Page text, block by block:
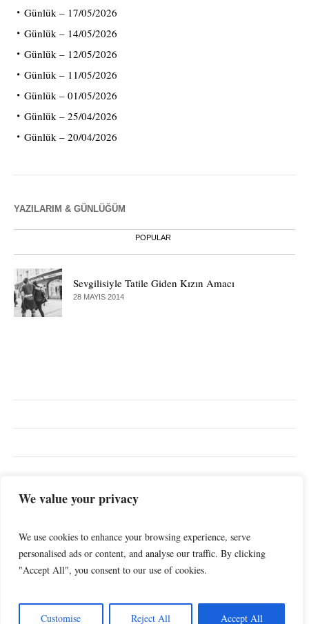
We value your privacy
We use cookies to enhance your browsing experience, serve
personalised ads or content, and analyse our traffic. By clicking
"Accept All", you consent to our use of cookies.
Customise Reject All Accept All
Günlük – 17/05/2026
Günlük – 14/05/2026
Günlük – 12/05/2026
Günlük – 11/05/2026
Günlük – 01/05/2026
Günlük – 25/04/2026
Günlük – 20/04/2026
YAZILARIM & GÜNLÜĞÜM
POPULAR
Sevgilisiyle Tatile Giden Kızın Amacı
28 MAYIS 2014